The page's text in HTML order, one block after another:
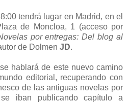
tendrá lugar en Madrid, en el
de Moncloa, 1 (acceso por
por entregas: Del blog al
de Dolmen JD.
hablará de este nuevo camino
editorial, recuperando con
de las antiguas novelas por
iban publicando capítulo a